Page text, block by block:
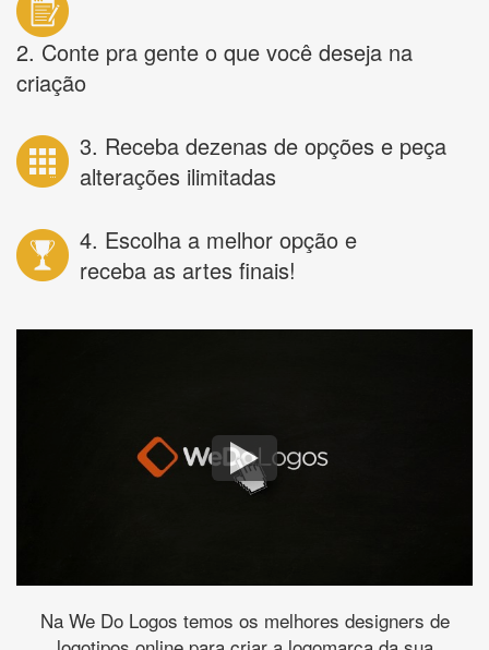
2. Conte pra gente o que você deseja na
criação
3. Receba dezenas de opções e peça
alterações ilimitadas
4. Escolha a melhor opção e
receba as artes finais!
Na We Do Logos temos os melhores designers de